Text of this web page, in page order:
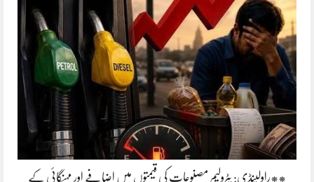
**راولپنڈی: پٹرولیم مصنوعات کی قیمتوں میں اضافے اور مہنگائی کے